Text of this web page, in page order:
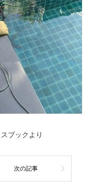
ブックより
次の記事